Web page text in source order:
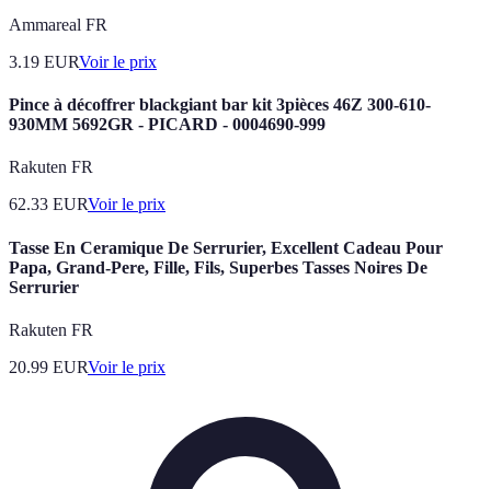
Ammareal FR
3.19 EURVoir le prix
Pince à décoffrer blackgiant bar kit 3pièces 46Z 300-610-
930MM 5692GR - PICARD - 0004690-999
Rakuten FR
62.33 EURVoir le prix
Tasse En Ceramique De Serrurier, Excellent Cadeau Pour
Papa, Grand-Pere, Fille, Fils, Superbes Tasses Noires De
Serrurier
Rakuten FR
20.99 EURVoir le prix